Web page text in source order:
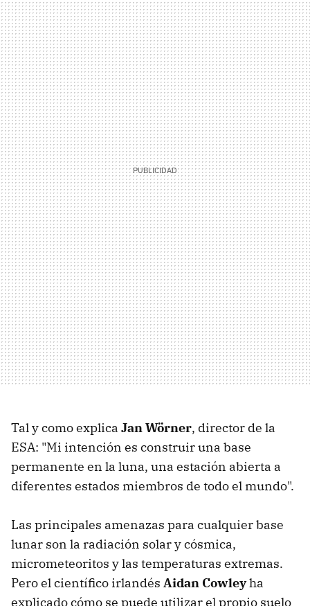
Tal y como explica Jan Wörner, director de la
ESA: "Mi intención es construir una base
permanente en la luna, una estación abierta a
diferentes estados miembros de todo el mundo".
Las principales amenazas para cualquier base
lunar son la radiación solar y cósmica,
micrometeoritos y las temperaturas extremas.
Pero el científico irlandés Aidan Cowleyha
explicado cómo se puede utilizar el propio suelo